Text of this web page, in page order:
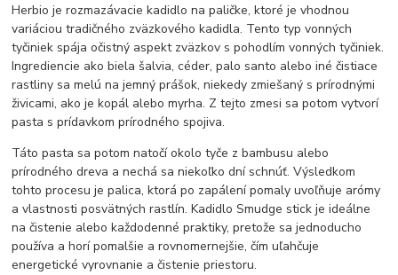
Herbio je rozmazávacie kadidlo na paličke, ktoré je vhodnou
variáciou tradičného zväzkového kadidla. Tento typ vonných
tyčiniek spája očistný aspekt zväzkov s pohodlím vonných tyčiniek.
Ingrediencie ako biela šalvia, céder, palo santo alebo iné čistiace
rastliny sa melú na jemný prášok, niekedy zmiešaný s prírodnými
živicami, ako je kopál alebo myrha. Z tejto zmesi sa potom vytvorí
pasta s prídavkom prírodného spojiva.
Táto pasta sa potom natočí okolo tyče z bambusu alebo
prírodného dreva a nechá sa niekoľko dní schnúť. Výsledkom
tohto procesu je palica, ktorá po zapálení pomaly uvoľňuje arómy
a vlastnosti posvätných rastlín. Kadidlo Smudge stick je ideálne
na čistenie alebo každodenné praktiky, pretože sa jednoducho
používa a horí pomalšie a rovnomernejšie, čím uľahčuje
energetické vyrovnanie a čistenie priestoru.